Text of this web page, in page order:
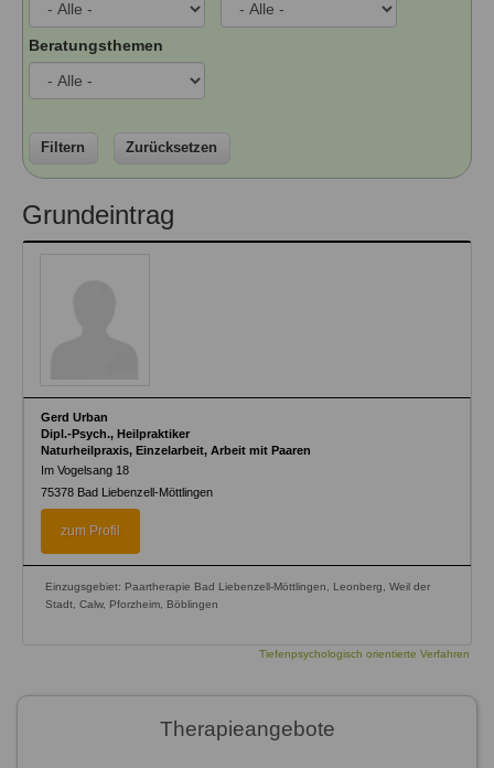
Qualität unserer Therapeuten
Familienthemen
Systemischer Ansatz
Veranstaltungen
Fortbildungen
Ausbildungsinstitute
Fortbildungen
Information über Qualifikation
Benutzername*
Sitemap
Links
Formular zur Registrierung
Beratungsthemen
Filtern Zurücksetzen
Grundeintrag
Gerd Urban
Dipl.-Psych., Heilpraktiker
Naturheilpraxis, Einzelarbeit, Arbeit mit Paaren
Im Vogelsang 18
75378 Bad Liebenzell-Möttlingen
zum Profil
Einzugsgebiet: Paartherapie Bad Liebenzell-Möttlingen, Leonberg, Weil der
Stadt, Calw, Pforzheim, Böblingen
Tiefenpsychologisch orientierte Verfahren
Therapieangebote